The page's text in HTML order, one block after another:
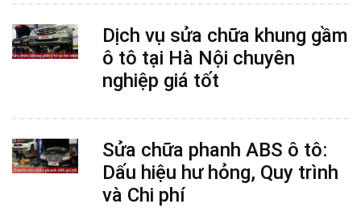
Dịch vụ sửa chữa khung gầm
ô tô tại Hà Nội chuyên
nghiệp giá tốt
Sửa chữa phanh ABS ô tô:
Dấu hiệu hư hỏng, Quy trình
và Chi phí